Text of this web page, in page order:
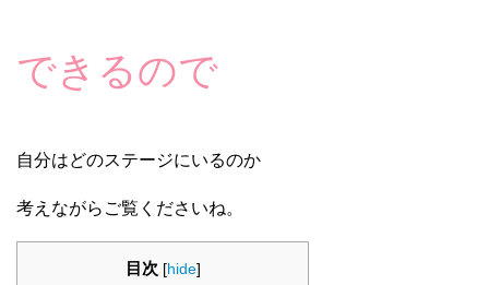
できるので
自分はどのステージにいるのか
考えながらご覧くださいね。
目次 [hide]